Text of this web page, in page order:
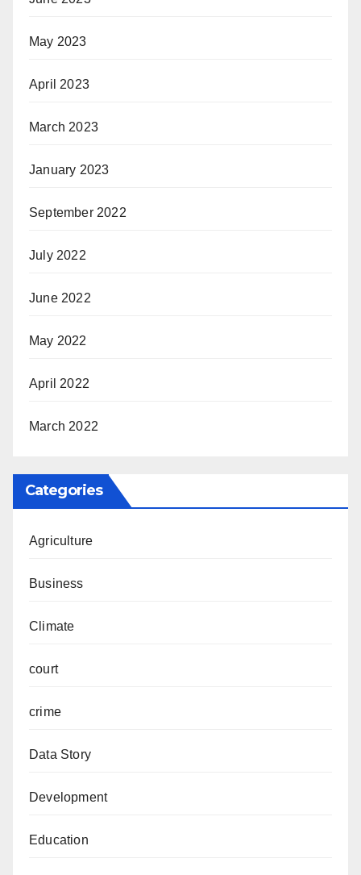
May 2023
April 2023
March 2023
January 2023
September 2022
July 2022
June 2022
May 2022
April 2022
March 2022
Categories
Agriculture
Business
Climate
court
crime
Data Story
Development
Education